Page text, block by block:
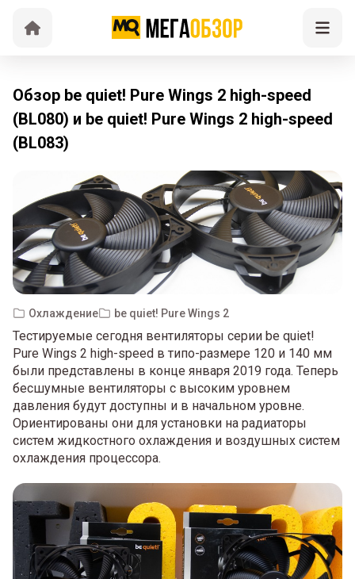
Обзор be quiet! Pure Wings 2 high-speed
(BL080) и be quiet! Pure Wings 2 high-speed
(BL083)
Охлаждение be quiet! Pure Wings 2
Тестируемые сегодня вентиляторы серии be quiet!
Pure Wings 2 high-speed в типо-размере 120 и 140 мм
были представлены в конце января 2019 года. Теперь
бесшумные вентиляторы с высоким уровнем
давления будут доступны и в начальном уровне.
Ориентированы они для установки на радиаторы
систем жидкостного охлаждения и воздушных систем
охлаждения процессора.